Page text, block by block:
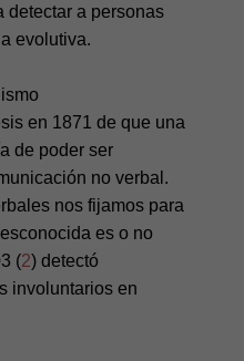
detectar a personas
evolutiva.
en 1871 de que una
de poder ser
no verbal.
nos fijamos para
es o no
(2) detectó
involuntarios en